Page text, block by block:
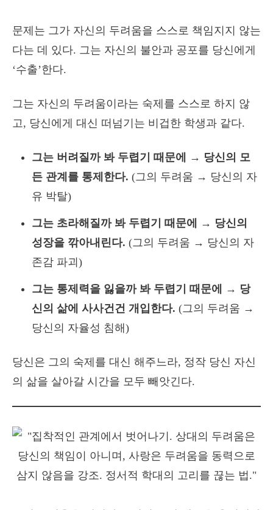
문제는 그가 자신의 두려움을 스스로 책임지지 않는
다는 데 있다. 그는 자신의 불안과 공포를 당신에게
‘수출’한다.
그는 자신의 두려움이라는 숙제를 스스로 하지 않
고, 당신에게 대신 떠넘기는 비겁한 학생과 같다.
그는 버려질까 봐 두렵기 때문에 → 당신의 모
든 관계를 통제한다. (그의 두려움 → 당신의 자
유 박탈)
그는 초라해질까 봐 두렵기 때문에 → 당신의
성장을 깎아내린다. (그의 두려움 → 당신의 자
존감 파괴)
그는 통제력을 잃을까 봐 두렵기 때문에 → 당
신의 삶에 사사건건 개입한다. (그의 두려움 →
당신의 자율성 침해)
당신은 그의 숙제를 대신 해주느라, 정작 당신 자신
의 삶을 살아갈 시간을 모두 빼앗긴다.